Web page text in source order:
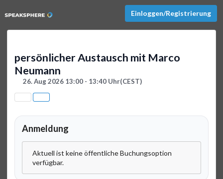
Einloggen/Registrierung
persönlicher Austausch mit Marco
Neumann
26. Aug 2026 13:00 - 13:40 Uhr(CEST)
Anmeldung
Aktuell ist keine öffentliche Buchungsoption
verfügbar.